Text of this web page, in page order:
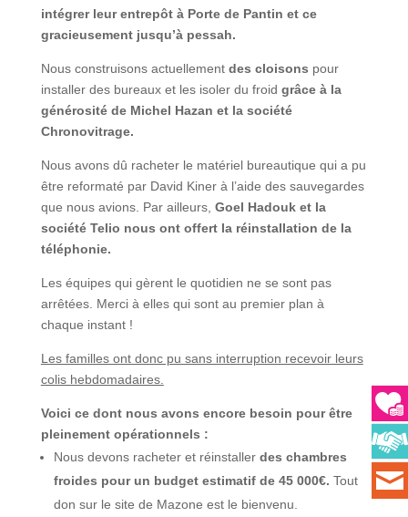
intégrer leur entrepôt à Porte de Pantin et ce
gracieusement jusqu’à pessah.
Nous construisons actuellement des cloisons pour
installer des bureaux et les isoler du froid grâce à la
générosité de Michel Hazan et la société
Chronovitrage.
Nous avons dû racheter le matériel bureautique qui a pu
être reformaté par David Kiner à l’aide des sauvegardes
que nous avions. Par ailleurs, Goel Hadouk et la
société Telio nous ont offert la réinstallation de la
téléphonie.
Les équipes qui gèrent le quotidien ne se sont pas
arrêtées. Merci à elles qui sont au premier plan à
chaque instant !
Les familles ont donc pu sans interruption recevoir leurs
colis hebdomadaires.
Voici ce dont nous avons encore besoin pour être
pleinement opérationnels :
Nous devons racheter et réinstaller des chambres
froides pour un budget estimatif de 45 000€. Tout
don sur le site de Mazone est le bienvenu.